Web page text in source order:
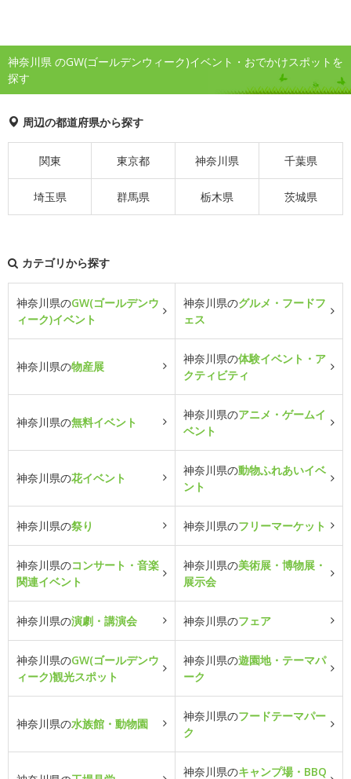
神奈川県 のGW(ゴールデンウィーク)イベント・おでかけスポットを
探す
周辺の都道府県から探す
関東 東京都 神奈川県 千葉県
埼玉県 群馬県 栃木県 茨城県
カテゴリから探す
神奈川県のGW(ゴールデンウ
ィーク)イベント
神奈川県のグルメ・フードフ
ェス
神奈川県の物産展
神奈川県の体験イベント・ア
クティビティ
神奈川県の無料イベント
神奈川県のアニメ・ゲームイ
ベント
神奈川県の花イベント
神奈川県の動物ふれあいイベ
ント
神奈川県の祭り 神奈川県のフリーマーケット
神奈川県のコンサート・音楽
関連イベント
神奈川県の美術展・博物展・
展示会
神奈川県の演劇・講演会 神奈川県のフェア
神奈川県のGW(ゴールデンウ
ィーク)観光スポット
神奈川県の遊園地・テーマパ
ーク
神奈川県の水族館・動物園
神奈川県のフードテーマパー
ク
神奈川県のキャンプ場・BBQ